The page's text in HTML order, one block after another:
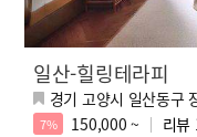
일산-힐링테라피
경기 고양시 일산동구
7% 150,000 ~ 리뷰